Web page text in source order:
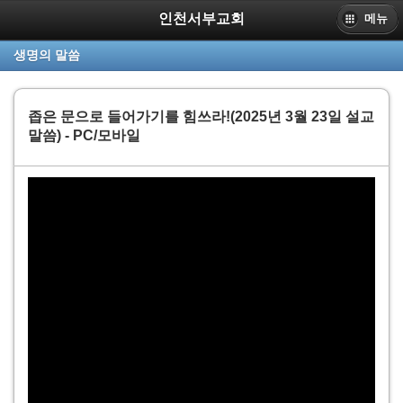
인천서부교회 메뉴
생명의 말씀
좁은 문으로 들어가기를 힘쓰라!(2025년 3월 23일 설교
말씀) - PC/모바일
PC
www.sbpc.or.kr
인천서부교회